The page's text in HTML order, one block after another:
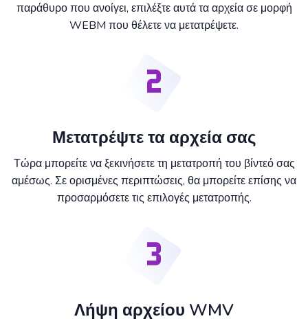
παράθυρο που ανοίγει, επιλέξτε αυτά τα αρχεία σε μορφή
WEBM που θέλετε να μετατρέψετε.
Μετατρέψτε τα αρχεία σας
Τώρα μπορείτε να ξεκινήσετε τη μετατροπή του βίντεό σας
αμέσως. Σε ορισμένες περιπτώσεις, θα μπορείτε επίσης να
προσαρμόσετε τις επιλογές μετατροπής.
Λήψη αρχείου WMV